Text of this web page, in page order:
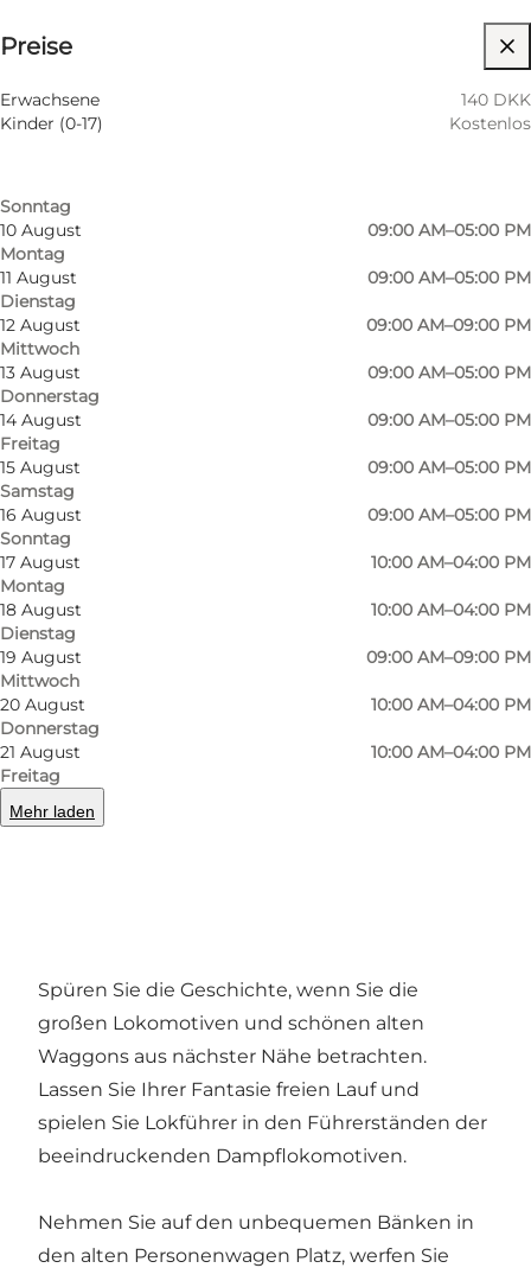
Nach Monat filtern
7 August
Freitag
8 August
09:00 AM–05:00 PM
Sonntag
10 August
Montag
09:00 AM–05:00 PM
11 August
Dienstag
09:00 AM–05:00 PM
12 August
Mittwoch
09:00 AM–09:00 PM
13 August
Donnerstag
09:00 AM–05:00 PM
14 August
Freitag
09:00 AM–05:00 PM
15 August
Samstag
09:00 AM–05:00 PM
16 August
Sonntag
09:00 AM–05:00 PM
17 August
Montag
10:00 AM–04:00 PM
18 August
Dienstag
10:00 AM–04:00 PM
19 August
Mittwoch
09:00 AM–09:00 PM
20 August
Donnerstag
10:00 AM–04:00 PM
21 August
Freitag
10:00 AM–04:00 PM
Mehr laden
Preise
Erwachsene
140 DKK
Kinder (0-17)
Kostenlos
⌘
Barrierefreiheit
Foto
Spüren Sie die Geschichte, wenn Sie die
großen Lokomotiven und schönen alten
Waggons aus nächster Nähe betrachten.
Lassen Sie Ihrer Fantasie freien Lauf und
spielen Sie Lokführer in den Führerständen der
beeindruckenden Dampflokomotiven.
Nehmen Sie auf den unbequemen Bänken in
den alten Personenwagen Platz, werfen Sie